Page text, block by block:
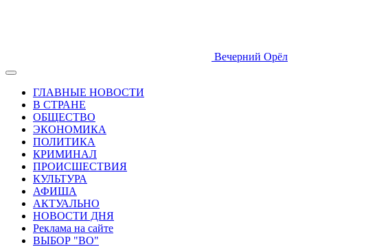
Вечерний Орёл
ГЛАВНЫЕ НОВОСТИ
В СТРАНЕ
ОБЩЕСТВО
ЭКОНОМИКА
ПОЛИТИКА
КРИМИНАЛ
ПРОИСШЕСТВИЯ
КУЛЬТУРА
АФИША
АКТУАЛЬНО
НОВОСТИ ДНЯ
Реклама на сайте
ВЫБОР "ВО"